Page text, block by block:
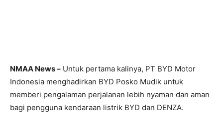
NMAA News – Untuk pertama kalinya, PT BYD Motor
Indonesia menghadirkan BYD Posko Mudik untuk
memberi pengalaman perjalanan lebih nyaman dan aman
bagi pengguna kendaraan listrik BYD dan DENZA.